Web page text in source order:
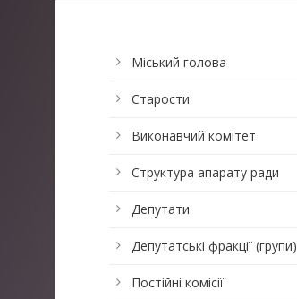
Міський голова
Старости
Виконавчий комітет
Структура апарату ради
Депутати
Депутатські фракції (групи)
Постійні комісії